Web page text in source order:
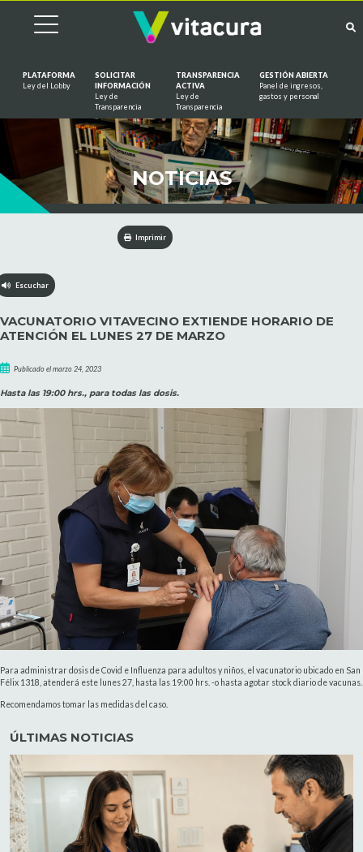
PLATAFORMA
Ley del Lobby
SOLICITAR
INFORMACIÓN
Ley de
Transparencia
TRANSPARENCIA
ACTIVA
Ley de
Transparencia
GESTIÓN ABIERTA
Panel de ingresos,
gastos y personal
NOTICIAS
Imprimir
Escuchar
VACUNATORIO VITAVECINO EXTIENDE HORARIO DE
ATENCIÓN EL LUNES 27 DE MARZO
Publicado el marzo 24, 2023
Hasta las 19:00 hrs., para todas las dosis.
Para administrar dosis de Covid e Influenza para adultos y niños, el vacunatorio ubicado en San
Félix 1318, atenderá este lunes 27, hasta las 19:00 hrs. -o hasta agotar stock diario de vacunas.
Recomendamos tomar las medidas del caso.
ÚLTIMAS NOTICIAS